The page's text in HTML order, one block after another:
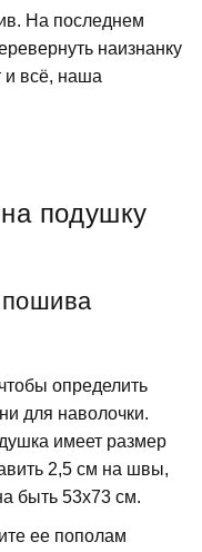
На последнем
наизнанку
и всё, наша
подушку
определить
для наволочки.
имеет размер
2,5 см на швы,
быть 53х73 см.
ее пополам